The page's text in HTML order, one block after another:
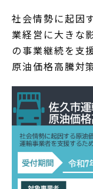
社会情勢に起因
業経営に大きな
の事業継続を支
原油価格高騰対